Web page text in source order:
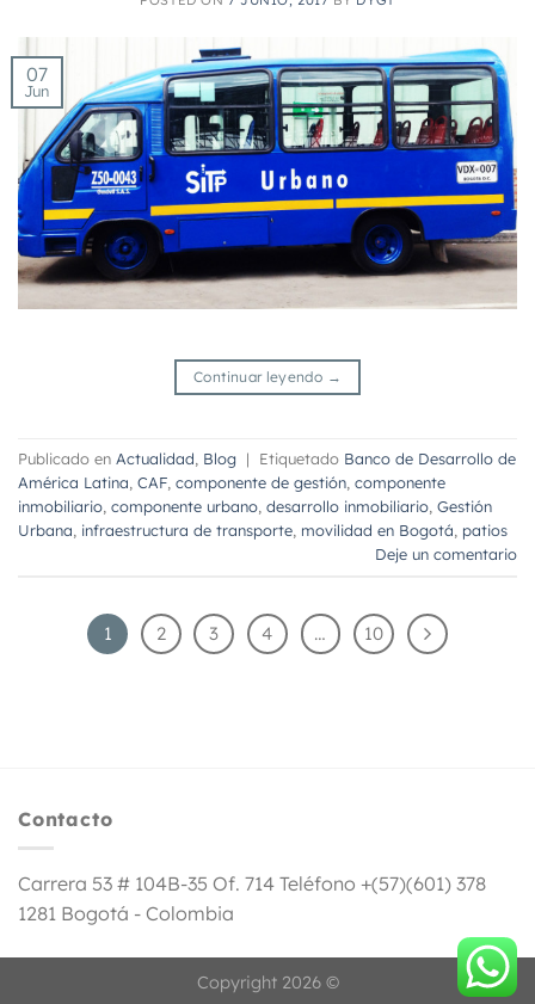
07
Jun
Continuar leyendo →
Publicado en Actualidad, Blog | Etiquetado Banco de Desarrollo de
América Latina, CAF, componente de gestión, componente
inmobiliario, componente urbano, desarrollo inmobiliario, Gestión
Urbana, infraestructura de transporte, movilidad en Bogotá, patios
Deje un comentario
1 2 3 4 … 10
Contacto
Carrera 53 # 104B-35 Of. 714 Teléfono +(57)(601) 378
1281 Bogotá - Colombia
Copyright 2026 ©